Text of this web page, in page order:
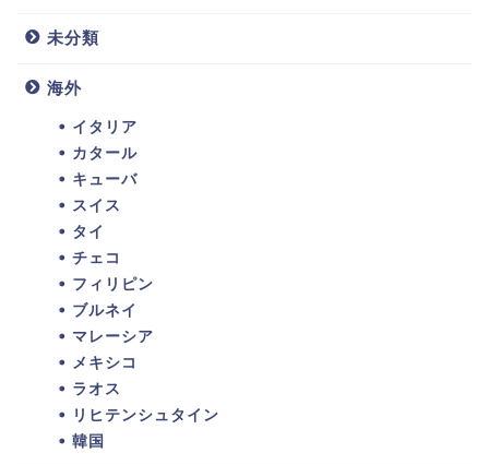
未分類
海外
イタリア
カタール
キューバ
スイス
タイ
チェコ
フィリピン
ブルネイ
マレーシア
メキシコ
ラオス
リヒテンシュタイン
韓国